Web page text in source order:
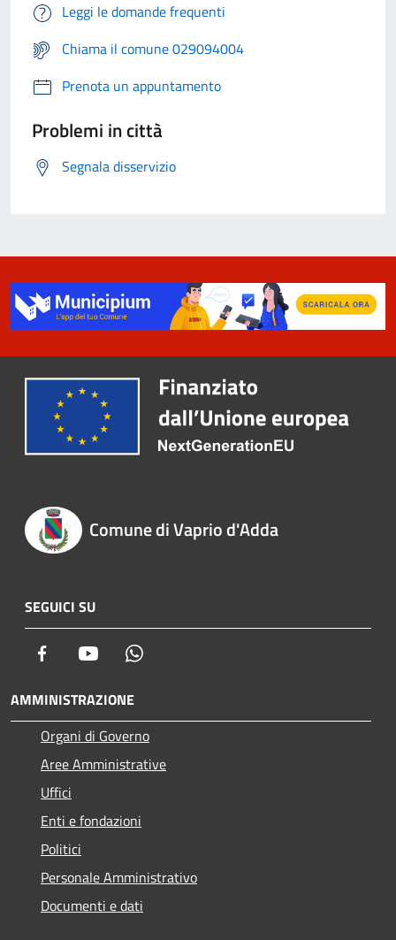
Leggi le domande frequenti
Chiama il comune 029094004
Prenota un appuntamento
Problemi in città
Segnala disservizio
Comune di Vaprio d'Adda
SEGUICI SU
Facebook Youtube
AMMINISTRAZIONE
Organi di Governo
Aree Amministrative
Uffici
Enti e fondazioni
Politici
Personale Amministrativo
Documenti e dati